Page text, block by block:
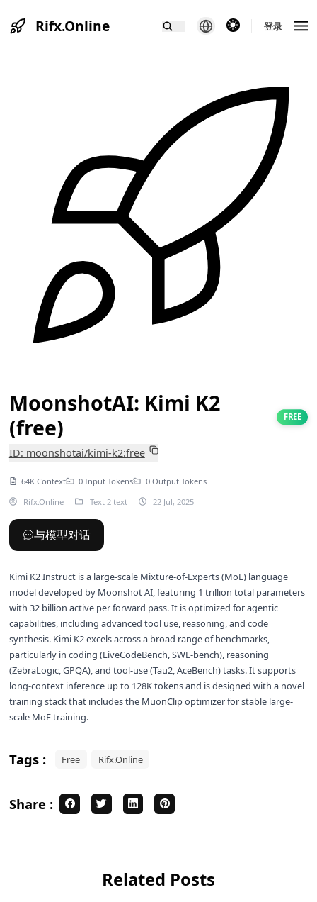
Rifx.Online theme switcher登录
MoonshotAI: Kimi K2
(free)
FREE
ID: moonshotai/kimi-k2:free
64K Context 0 Input Tokens
0 Output Tokens
Rifx.Online
Text 2 text 22 Jul, 2025
与模型对话
Kimi K2 Instruct is a large-scale Mixture-of-Experts (MoE) language
model developed by Moonshot AI, featuring 1 trillion total parameters
with 32 billion active per forward pass. It is optimized for agentic
capabilities, including advanced tool use, reasoning, and code
synthesis. Kimi K2 excels across a broad range of benchmarks,
particularly in coding (LiveCodeBench, SWE-bench), reasoning
(ZebraLogic, GPQA), and tool-use (Tau2, AceBench) tasks. It supports
long-context inference up to 128K tokens and is designed with a novel
training stack that includes the MuonClip optimizer for stable large-
scale MoE training.
Tags : Free Rifx.Online
Share :
Related Posts